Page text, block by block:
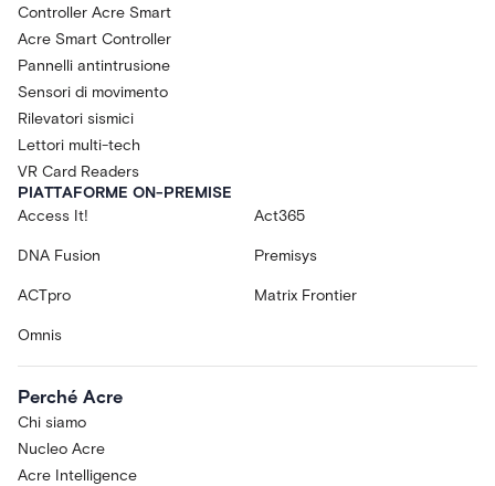
Controller Acre Smart
Acre Smart Controller
Pannelli antintrusione
Sensori di movimento
Rilevatori sismici
Lettori multi-tech
VR Card Readers
PIATTAFORME ON-PREMISE
Access It!
Act365
DNA Fusion Premisys
ACTpro Matrix Frontier
Omnis
Perché Acre
Chi siamo
Nucleo Acre
Acre Intelligence